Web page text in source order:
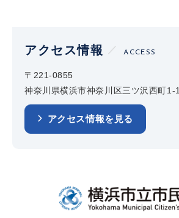
アクセス情報 ACCESS
〒221-0855
神奈川県横浜市神奈川区三ツ沢西町1-1
アクセス情報を見る